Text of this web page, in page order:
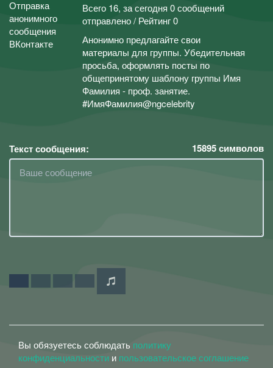
Всего 16, за сегодня 0 сообщений
отправлено / Рейтинг 0
Анонимно предлагайте свои
материалы для группы. Убедительная
просьба, оформлять посты по
общепринятому шаблону группы Имя
Фамилия - проф. занятие.
#ИмяФамилия@ngcelebrity
Текст сообщения: 15895символов
Вы обязуетесь соблюдать политику
конфиденциальности и пользовательское соглашение